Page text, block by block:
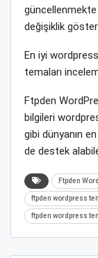
değişiklik
En iyi
temaları
Ftpden
bilgileri
gibi dünyanın
de destek
Ftpden
ftpden wordpress
ftpden wordpress